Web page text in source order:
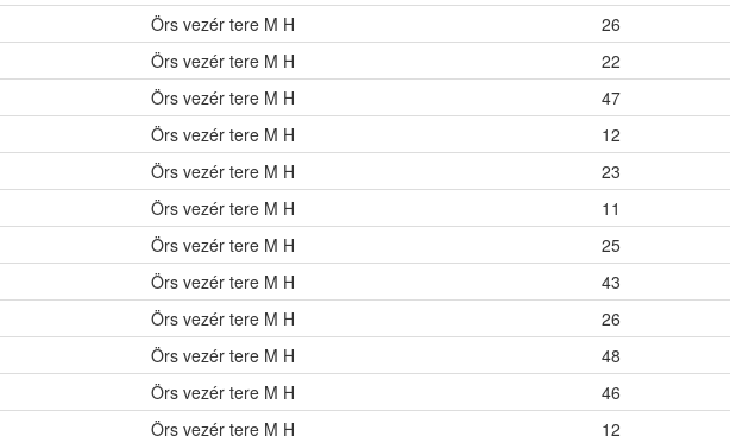
Örs vezér tere M H 26
Örs vezér tere M H 22
Örs vezér tere M H 47
Örs vezér tere M H 12
Örs vezér tere M H 23
Örs vezér tere M H 11
Örs vezér tere M H 25
Örs vezér tere M H 43
Örs vezér tere M H 26
Örs vezér tere M H 48
Örs vezér tere M H 46
Örs vezér tere M H 12